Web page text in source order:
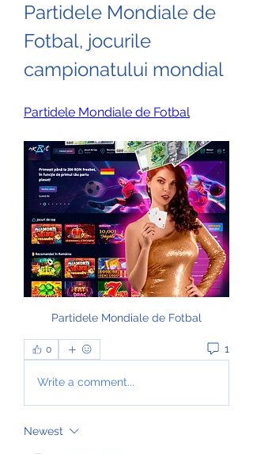
Partidele Mondiale de
Fotbal, jocurile
campionatului mondial
Partidele Mondiale de Fotbal
Partidele Mondiale de Fotbal
0 1
Write a comment...
Newest